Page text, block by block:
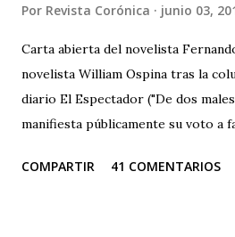
Por Revista Corónica junio 03,
Carta abierta del novelista
novelista William Ospina tras la
diario El Espectador ("De dos
manifiesta públicamente su voto a
de Colombia. Aquí la columna de
COMPARTIR 41 COMENTARIOS